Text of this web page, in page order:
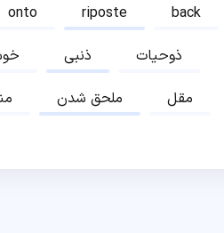
onto riposte
back
ذنبی
ذوحیات
ملحق شدن مقل